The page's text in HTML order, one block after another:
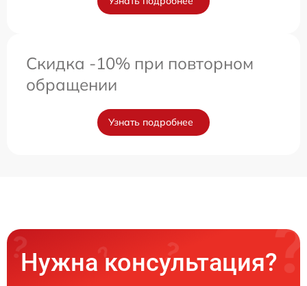
Скидка -10% при повторном
обращении
Узнать подробнее
Нужна консультация?